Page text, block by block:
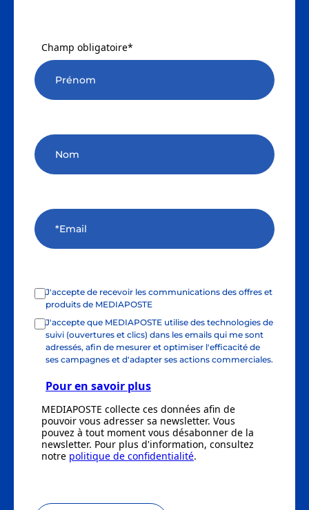
Champ obligatoire*
J'accepte de recevoir les communications des offres et
produits de MEDIAPOSTE
J'accepte que MEDIAPOSTE utilise des technologies de
suivi (ouvertures et clics) dans les emails qui me sont
adressés, afin de mesurer et optimiser l'efficacité de
ses campagnes et d'adapter ses actions commerciales.
Pour en savoir plus
MEDIAPOSTE collecte ces données afin de
pouvoir vous adresser sa newsletter. Vous
pouvez à tout moment vous désabonner de la
newsletter. Pour plus d'information, consultez
notre politique de confidentialité.